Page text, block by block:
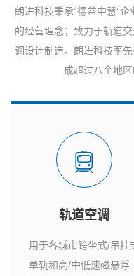
朗进科技秉承“德益中慧”
的经营理念；致力于轨道
调设计制造。朗进科技率
成超过八个地
轨道空调
用于各城市跨坐式/吊挂
单轨和高/中低速磁悬浮列